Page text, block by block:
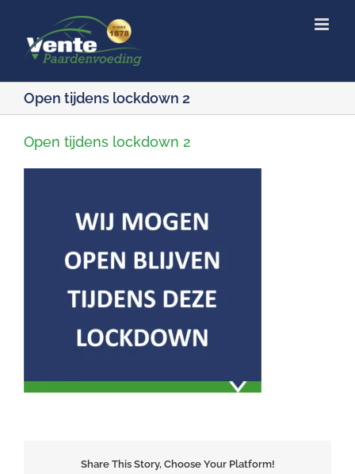
inhoud
Open tijdens lockdown 2
Open tijdens lockdown 2
Share This Story, Choose Your Platform!